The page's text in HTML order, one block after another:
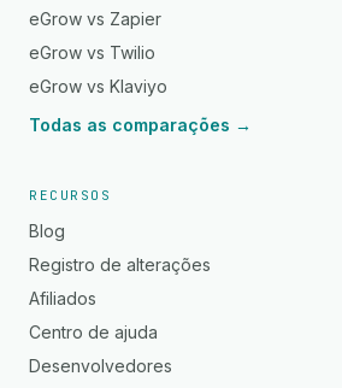
eGrow vs Zapier
eGrow vs Twilio
eGrow vs Klaviyo
Todas as comparações →
RECURSOS
Blog
Registro de alterações
Afiliados
Centro de ajuda
Desenvolvedores